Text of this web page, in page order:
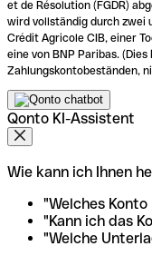
et de Résolution (FGDR)
wird vollständig durch zwei
Crédit Agricole CIB, einer
eine von BNP Paribas.
Zahlungskontobeständen,
Qonto KI-Assistent
Wie kann ich Ihnen
"Welches
"Kann ich das
"Welche